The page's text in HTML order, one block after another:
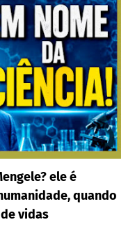
ele é
quando
vidas